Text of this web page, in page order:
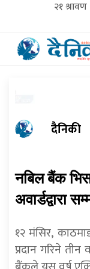
२१
दैनिकी
नबिल बैंक
अवार्डद्वारा
१२ मंसिर,
प्रदान गरिने तीन